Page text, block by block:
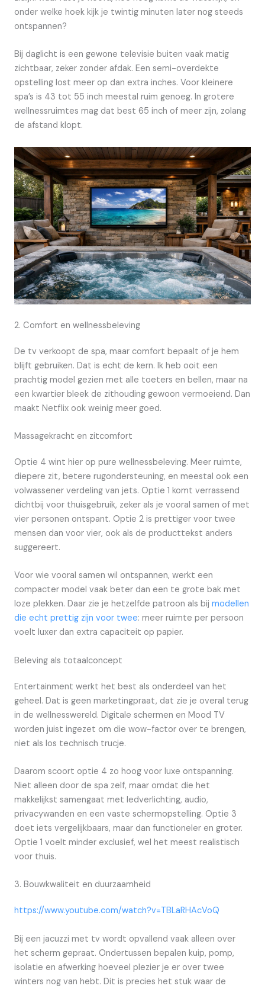
onder welke hoek kijk je twintig minuten later nog steeds
ontspannen?
Bij daglicht is een gewone televisie buiten vaak matig
zichtbaar, zeker zonder afdak. Een semi-overdekte
opstelling lost meer op dan extra inches. Voor kleinere
spa’s is 43 tot 55 inch meestal ruim genoeg. In grotere
wellnessruimtes mag dat best 65 inch of meer zijn, zolang
de afstand klopt.
2. Comfort en wellnessbeleving
De tv verkoopt de spa, maar comfort bepaalt of je hem
blijft gebruiken. Dat is echt de kern. Ik heb ooit een
prachtig model gezien met alle toeters en bellen, maar na
een kwartier bleek de zithouding gewoon vermoeiend. Dan
maakt Netflix ook weinig meer goed.
Massagekracht en zitcomfort
Optie 4 wint hier op pure wellnessbeleving. Meer ruimte,
diepere zit, betere rugondersteuning, en meestal ook een
volwassener verdeling van jets. Optie 1 komt verrassend
dichtbij voor thuisgebruik, zeker als je vooral samen of met
vier personen ontspant. Optie 2 is prettiger voor twee
mensen dan voor vier, ook als de producttekst anders
suggereert.
Voor wie vooral samen wil ontspannen, werkt een
compacter model vaak beter dan een te grote bak met
loze plekken. Daar zie je hetzelfde patroon als bij modellen
die echt prettig zijn voor twee: meer ruimte per persoon
voelt luxer dan extra capaciteit op papier.
Beleving als totaalconcept
Entertainment werkt het best als onderdeel van het
geheel. Dat is geen marketingpraat, dat zie je overal terug
in de wellnesswereld. Digitale schermen en Mood TV
worden juist ingezet om die wow-factor over te brengen,
niet als los technisch trucje.
Daarom scoort optie 4 zo hoog voor luxe ontspanning.
Niet alleen door de spa zelf, maar omdat die het
makkelijkst samengaat met ledverlichting, audio,
privacywanden en een vaste schermopstelling. Optie 3
doet iets vergelijkbaars, maar dan functioneler en groter.
Optie 1 voelt minder exclusief, wel het meest realistisch
voor thuis.
3. Bouwkwaliteit en duurzaamheid
https://www.youtube.com/watch?v=TBLaRHAcVoQ
Bij een jacuzzi met tv wordt opvallend vaak alleen over
het scherm gepraat. Ondertussen bepalen kuip, pomp,
isolatie en afwerking hoeveel plezier je er over twee
winters nog van hebt. Dit is precies het stuk waar de